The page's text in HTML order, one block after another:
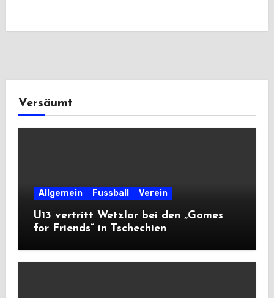
Versäumt
Allgemein Fussball Verein
U13 vertritt Wetzlar bei den „Games
for Friends“ in Tschechien